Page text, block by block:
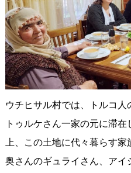
ウチヒサル村では、トルコ
トゥルケさん一家の元に滞
上、この土地に代々暮らす家
奥さんのギュライさん、アイ